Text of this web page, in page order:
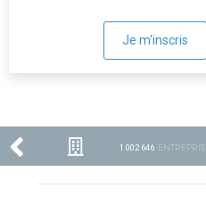
Je m'inscris
1 002 646